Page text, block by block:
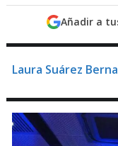
Añadir a
Laura Suárez